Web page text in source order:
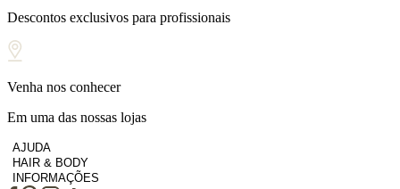
Descontos exclusivos para profissionais
Venha nos conhecer
Em uma das nossas lojas
AJUDA
HAIR & BODY
INFORMAÇÕES